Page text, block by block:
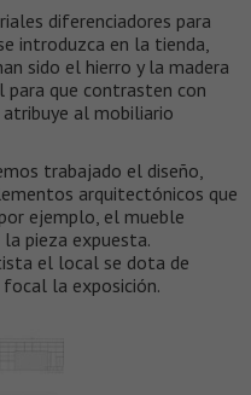
diferenciadores para
introduzca en la tienda,
sido el hierro y la madera
que contrasten con
al mobiliario
trabajado el diseño,
arquitectónicos que
ejemplo, el mueble
la pieza expuesta.
el local se dota de
la exposición.